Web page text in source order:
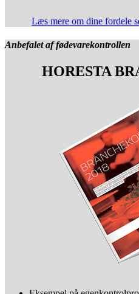
Læs mere om dine fordele
Anbefalet af fødevarekontrollen
HORESTA